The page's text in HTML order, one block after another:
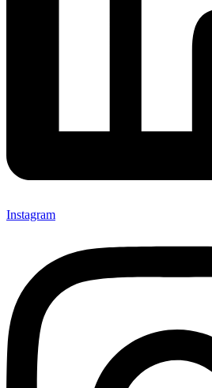
Instagram